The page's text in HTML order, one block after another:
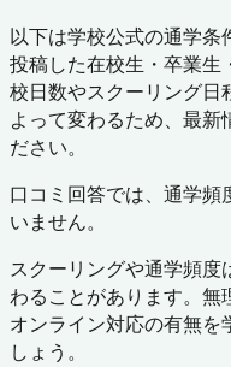
以下は学校公式の通学条
投稿した在校生・卒業生
校日数やスクーリング日
よって変わるため、最新
ださい。
口コミ回答では、通学頻
いません。
スクーリングや通学頻
わることがあります。無
オンライン対応の有無を
しょう。